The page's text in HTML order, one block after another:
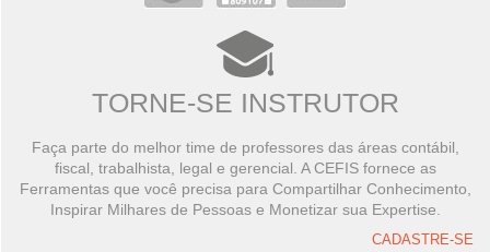
TORNE-SE INSTRUTOR
Faça parte do melhor time de professores das áreas contábil,
fiscal, trabalhista, legal e gerencial. A CEFIS fornece as
Ferramentas que você precisa para Compartilhar Conhecimento,
Inspirar Milhares de Pessoas e Monetizar sua Expertise.
CADASTRE-SE